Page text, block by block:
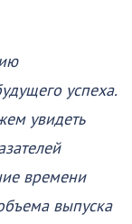
успеха.
увидеть
времени
выпуска